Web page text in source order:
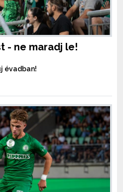
- ne maradj le!
évadban!